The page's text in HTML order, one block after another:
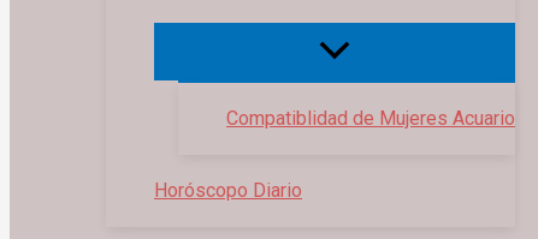
Compatiblidad de Mujeres Acuario
Horóscopo Diario